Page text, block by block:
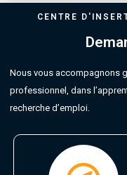
CENTRE
Nous vous accompagnons
professionnel, dans
recherche d’emploi.